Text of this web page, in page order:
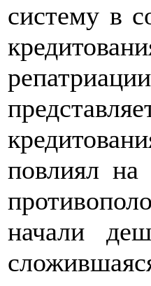
систему в
повлиял
начали